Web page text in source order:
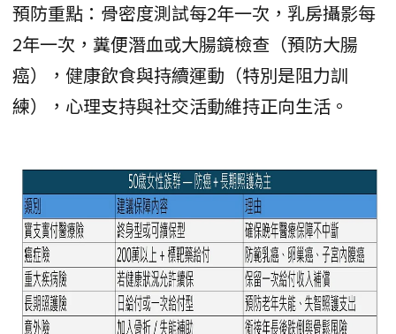
預防重點：骨密度測試每2年一次，乳房攝影每
2年一次，糞便潛血或大腸鏡檢查（預防大腸
癌），健康飲食與持續運動（特別是阻力訓
練），心理支持與社交活動維持正向生活。